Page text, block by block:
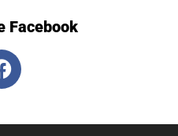
Facebook